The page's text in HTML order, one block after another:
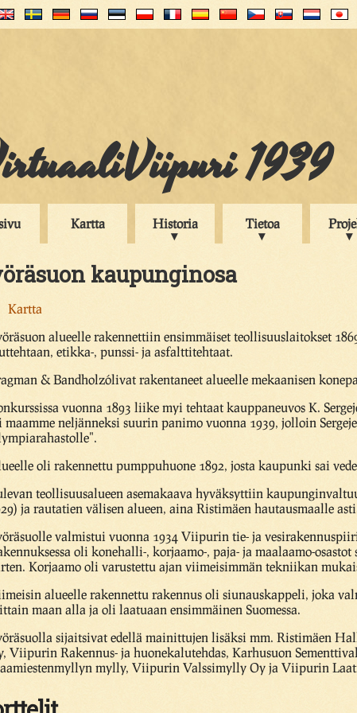
1939
Kartta Historia Tietoa
kaupunginosa
Kartta
alueelle rakennettiin ensimmäiset teollisuuslaitokset
etikka-, punssi- ja asfalttitehtaat.
& Bandholz´olivat rakentaneet alueelle mekaanisen
vuonna 1893 liike myi tehtaat kauppaneuvos K.
maamme neljänneksi suurin panimo vuonna 1939, jolloin
oli rakennettu pumppuhuone 1892, josta kaupunki sai
teollisuusalueen asemakaava hyväksyttiin
ja rautatien välisen alueen, aina Ristimäen hautausmaalle
valmistui vuonna 1934 Viipurin tie- ja
oli konehalli-, korjaamo-, paja- ja maalaamo-
Korjaamo oli varustettu ajan viimeisimmän tekniikan
alueelle rakennettu rakennus oli siunauskappeli, joka
maan alla ja oli laatuaan ensimmäinen Suomessa.
sijaitsivat edellä mainittujen lisäksi mm. Ristimäen
Viipurin Rakennus- ja huonekalutehdas, Karhusuon
mylly, Viipurin Valssimylly Oy ja Viipurin